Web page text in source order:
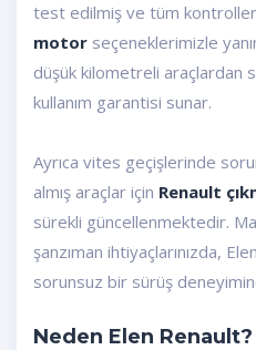
test edilmiş ve tüm kontrolleri
motor seçeneklerimizle
düşük kilometreli araçlardan
kullanım garantisi sunar.
Ayrıca vites geçişlerinde
almış araçlar için Renault
sürekli güncellenmektedir.
şanzıman ihtiyaçlarınızda,
sorunsuz bir sürüş
Neden Elen Renault?